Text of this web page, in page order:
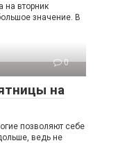
на вторник
значение. В
0
на
позволяют себе
ведь не